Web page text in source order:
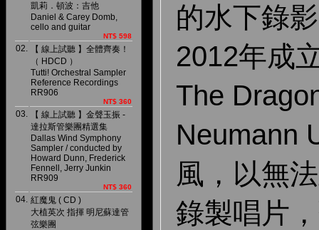
凱莉．頓波：吉他
Daniel & Carey Domb,
cello and guitar
NT$ 598
02.
【 線上試聽 】全體齊奏！
（ HDCD ）
Tutti! Orchestral Sampler
Reference Recordings
RR906
NT$ 360
03.
【 線上試聽 】金聲玉振 -
達拉斯管樂團精選集
Dallas Wind Symphony
Sampler / conducted by
Howard Dunn, Frederick
Fennell, Jerry Junkin
RR909
NT$ 360
04. 紅魔鬼 ( CD )
大植英次 指揮 明尼蘇達管
弦樂團
的水下錄
2012年成
The
Neumann
風，以無
錄製唱片